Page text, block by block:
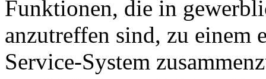
Funktionen, die in
anzutreffen sind, zu einem
Service-System